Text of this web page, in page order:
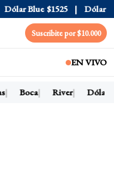
Blue $1525 Dólar CCL
Suscribite por $10.000
EN VIVO
Boca River Dólar